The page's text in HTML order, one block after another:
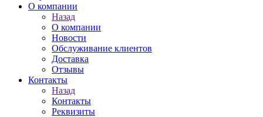
О компании
Назад
О компании
Новости
Обслуживание клиентов
Доставка
Отзывы
Контакты
Назад
Контакты
Реквизиты